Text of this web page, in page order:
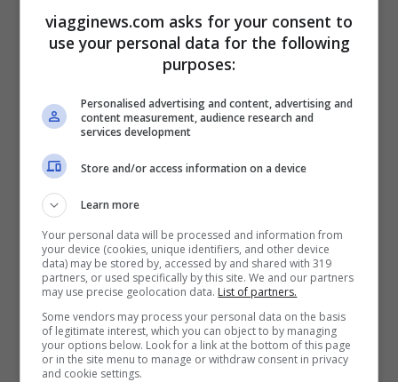
facilmente con un escursione di circa
un’ora e mezza.
Qual è il suo significato
Se vi state chiedendo qual è il significato
di questa opera d’arte gli artisti hanno
spiegato che è quello di ricordare a tutti
come sia importante rallentare e godere
ogni istante, ma non solo. I due artisti
fanno capire che, visto che mano a mano
che l’escursionista si avvicina l’orologio
rallenta, le persone possono influenzare in
viagginews.com asks for your consent to
use your personal data for the following
purposes:
Personalised advertising and content, advertising and
content measurement, audience research and
services development
Store and/or access information on a device
Learn more
Your personal data will be processed and information from
your device (cookies, unique identifiers, and other device
data) may be stored by, accessed by and shared with 319
partners, or used specifically by this site. We and our partners
may use precise geolocation data. List of partners.
Some vendors may process your personal data on the basis
of legitimate interest, which you can object to by managing
your options below. Look for a link at the bottom of this page
or in the site menu to manage or withdraw consent in privacy
and cookie settings.